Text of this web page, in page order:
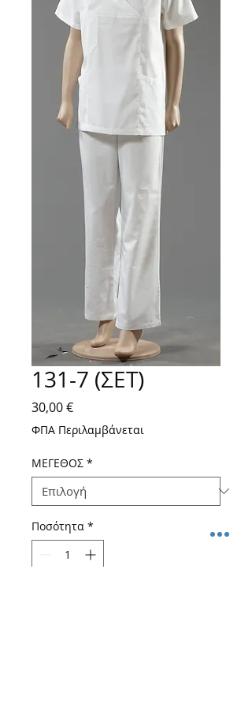
131-7 (ΣΕΤ)
30,00 €Τιμή
ΦΠΑ Περιλαμβάνεται
ΜΕΓΕΘΟΣ *
Ποσότητα *